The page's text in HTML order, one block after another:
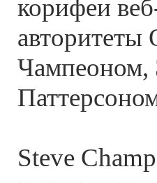
корифеи
Чампеоном,
Steve